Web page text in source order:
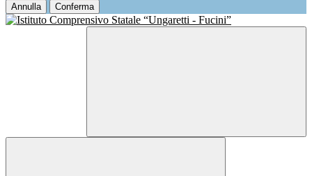
Annulla Conferma